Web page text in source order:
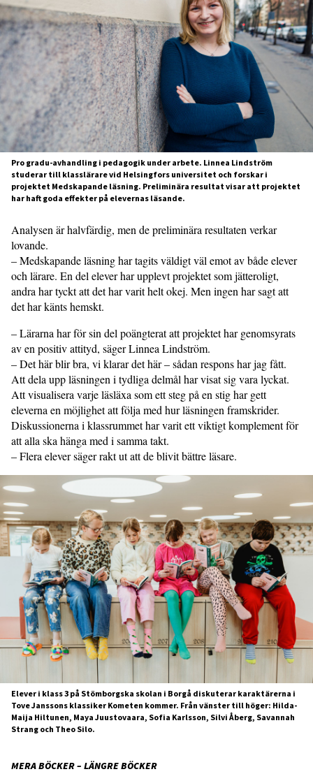
Pro gradu-avhandling i pedagogik under arbete. Linnea Lindström
studerar till klasslärare vid Helsingfors universitet och forskar i
projektet Medskapande läsning. Preliminära resultat visar att projektet
har haft goda effekter på elevernas läsande.
Analysen är halvfärdig, men de preliminära resultaten verkar
lovande.
– Medskapande läsning har tagits väldigt väl emot av både elever
och lärare. En del elever har upplevt projektet som jätteroligt,
andra har tyckt att det har varit helt okej. Men ingen har sagt att
det har känts hemskt.
– Lärarna har för sin del poängterat att projektet har genomsyrats
av en positiv attityd, säger Linnea Lindström.
– Det här blir bra, vi klarar det här – sådan respons har jag fått.
Att dela upp läsningen i tydliga delmål har visat sig vara lyckat.
Att visualisera varje läsläxa som ett steg på en stig har gett
eleverna en möjlighet att följa med hur läsningen framskrider.
Diskussionerna i klassrummet har varit ett viktigt komplement för
att alla ska hänga med i samma takt.
– Flera elever säger rakt ut att de blivit bättre läsare.
Elever i klass 3 på Stömborgska skolan i Borgå diskuterar karaktärerna i
Tove Janssons klassiker Kometen kommer. Från vänster till höger: Hilda-
Maija Hiltunen, Maya Juustovaara, Sofia Karlsson, Silvi Åberg, Savannah
Strang och Theo Silo.
MERA BÖCKER – LÄNGRE BÖCKER